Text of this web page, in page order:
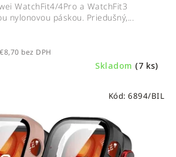
Skladom (7 ks)
€8,70 bez DPH
WatchFit4/4Pro a WatchFit3
nylonovou páskou. Priedušný,...
Kód: 6894/BIL